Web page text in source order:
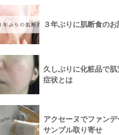
３年ぶりに肌断食のお
久しぶりに化粧品で
症状とは
アクセーヌでファン
サンプル取り寄せ